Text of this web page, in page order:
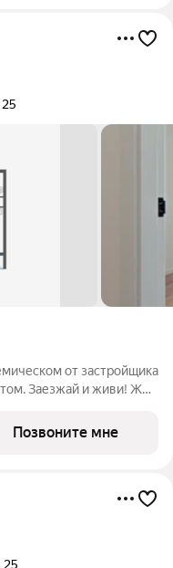
25
от застройщика
Заезжай и живи! ЖК
Геннина - Краснолесья -
Позвоните мне
25